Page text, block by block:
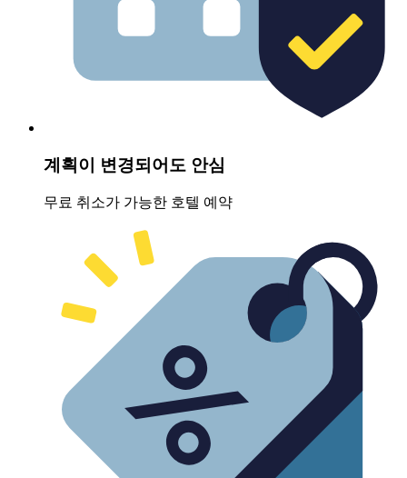
계획이 변경되어도 안심
무료 취소가 가능한 호텔 예약